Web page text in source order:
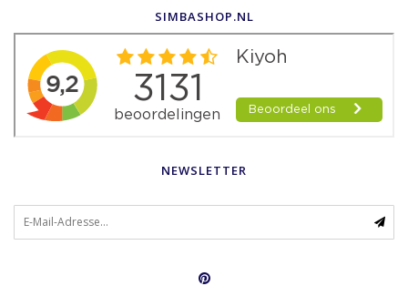
SIMBASHOP.NL
NEWSLETTER